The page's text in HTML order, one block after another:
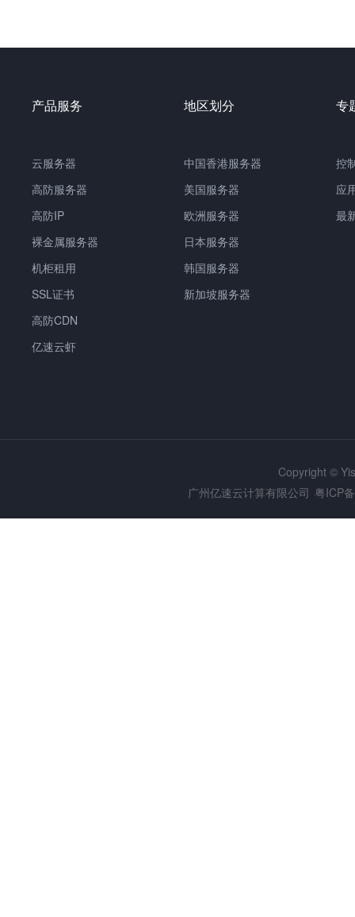
产品服务
云服务器
高防服务器
高防IP
裸金属服务器
机柜租用
SSL证书
高防CDN
亿速云虾
地区划分
中国香港服务器
美国服务器
欧洲服务器
日本服务器
韩国服务器
新加坡服务器
专
控
应
最
Copyright ©
广州亿速云计算有限公司 粤ICP